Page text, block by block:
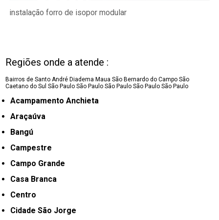
instalação forro de isopor modular
Regiões onde a atende :
Bairros de Santo André Diadema Maua São Bernardo do Campo São
Caetano do SulSão Paulo São Paulo São Paulo São Paulo São Paulo
Acampamento Anchieta
Araçaúva
Bangú
Campestre
Campo Grande
Casa Branca
Centro
Cidade São Jorge